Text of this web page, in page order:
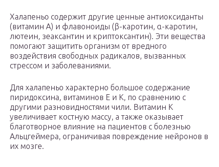
Халапеньо содержит другие ценные антиоксиданты
(витамин А) и флавоноиды (β-каротин, α-каротин,
лютеин, зеаксантин и криптоксантин). Эти вещества
помогают защитить организм от вредного
воздействия свободных радикалов, вызванных
стрессом и заболеваниями.
Для халапеньо характерно большое содержание
пиридоксина, витаминов E и K, по сравнению с
другими разновидностями чили. Витамин K
увеличивает костную массу, а также оказывает
благотворное влияние на пациентов с болезнью
Альцгеймера, ограничивая повреждение нейронов в
их мозге.